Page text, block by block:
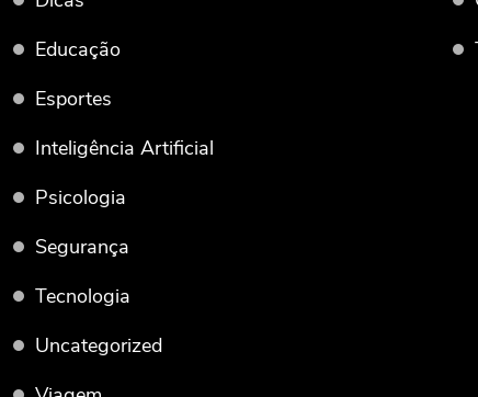
Educação
Esportes
Inteligência Artificial
Psicologia
Segurança
Tecnologia
Uncategorized